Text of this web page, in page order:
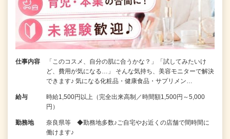
仕事内容
「このコスメ、自分の肌に合うかな？」「試してみたいけ
ど、費用が気になる…」 そんな気持ち、美容モニターで解決
できます♪ 気になる化粧品・健康食品・サプリメン…
給与
時給1,500円以上（完全出来高制／時間額1,500円～5,000
円）
勤務地
奈良県等 ◆勤務地多数♪ご自宅やお近くの店舗で間時間に
働けます♪